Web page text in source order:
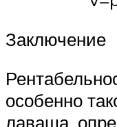
Заключение
особенно
лаваша,